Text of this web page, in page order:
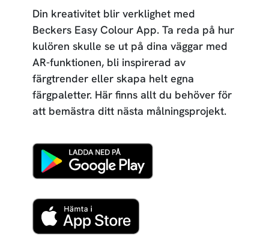
Din kreativitet blir verklighet med
Beckers Easy Colour App. Ta reda på hur
kulören skulle se ut på dina väggar med
AR-funktionen, bli inspirerad av
färgtrender eller skapa helt egna
färgpaletter. Här finns allt du behöver för
att bemästra ditt nästa målningsprojekt.